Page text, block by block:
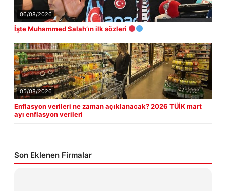
06/08/2026
İşte Muhammed Salah’ın ilk sözleri
05/08/2026
Enflasyon verileri ne zaman açıklanacak? 2026 TÜİK mart
ayı enflasyon verileri
Son Eklenen Firmalar